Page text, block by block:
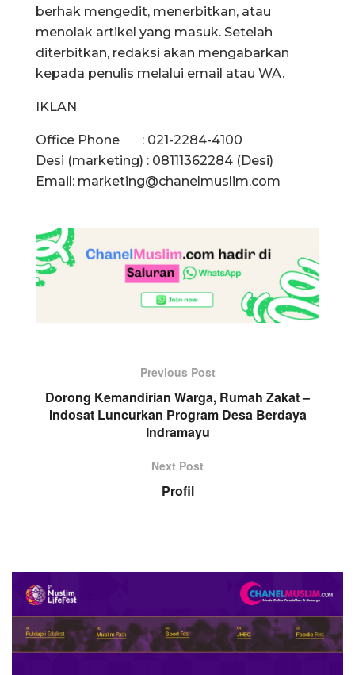
berhak mengedit, menerbitkan, atau
menolak artikel yang masuk. Setelah
diterbitkan, redaksi akan mengabarkan
kepada penulis melalui email atau WA.
IKLAN
Office Phone : 021-2284-4100
Desi (marketing) : 08111362284 (Desi)
Email: marketing@chanelmuslim.com
Previous Post
Dorong Kemandirian Warga, Rumah Zakat –
Indosat Luncurkan Program Desa Berdaya
Indramayu
Next Post
Profil